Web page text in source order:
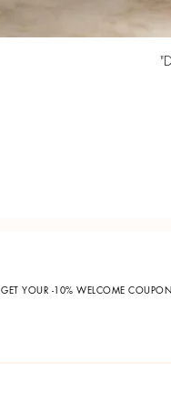
GET YOUR -10% WELCOME